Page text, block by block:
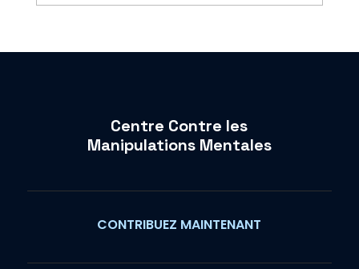
Centre Contre les
Manipulations Mentales
CONTRIBUEZ MAINTENANT